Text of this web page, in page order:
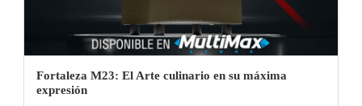
Fortaleza M23: El Arte culinario en su máxima
expresión